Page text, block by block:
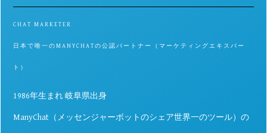
CHAT MARKETER
日本で唯一のMANYCHATの公認パートナー（マーケティングエキスパー
ト）
1986年生まれ 岐阜県出身
ManyChat（メッセンジャーボットのシェア世界一のツール）の